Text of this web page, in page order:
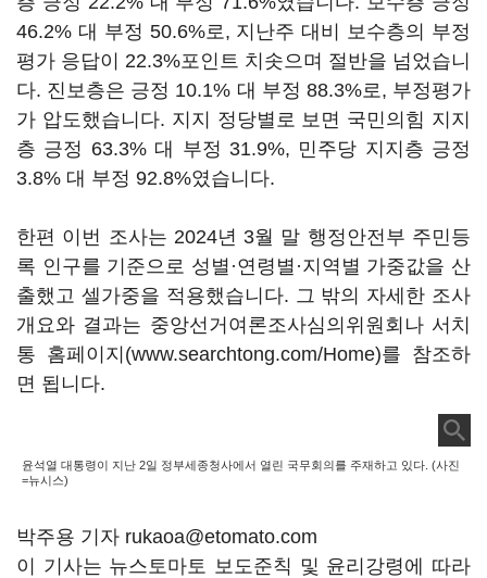
46.2% 대 부정 50.6%로, 지난주 대비 보수층의 부정
평가 응답이 22.3%포인트 치솟으며 절반을 넘었습니
다. 진보층은 긍정 10.1% 대 부정 88.3%로, 부정평가
가 압도했습니다. 지지 정당별로 보면 국민의힘 지지
층 긍정 63.3% 대 부정 31.9%, 민주당 지지층 긍정
3.8% 대 부정 92.8%였습니다.
한편 이번 조사는 2024년 3월 말 행정안전부 주민등
록 인구를 기준으로 성별·연령별·지역별 가중값을 산
출했고 셀가중을 적용했습니다. 그 밖의 자세한 조사
개요와 결과는 중앙선거여론조사심의위원회나 서치
통 홈페이지(www.searchtong.com/Home)를 참조하
면 됩니다.
윤석열 대통령이 지난 2일 정부세종청사에서 열린 국무회의를 주재하고 있다. (사진
=뉴시스)
박주용 기자 rukaoa@etomato.com
이 기사는 뉴스토마토 보도준칙 및 윤리강령에 따라